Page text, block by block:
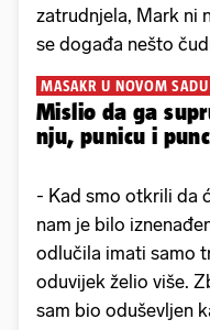
zatrudnjela, Mark ni
se događa nešto
MASAKR U NOVOM SADU
Mislio da ga
nju, punicu i
- Kad smo otkrili da
nam je bilo
odlučila imati samo
oduvijek želio više.
sam bio oduševljen